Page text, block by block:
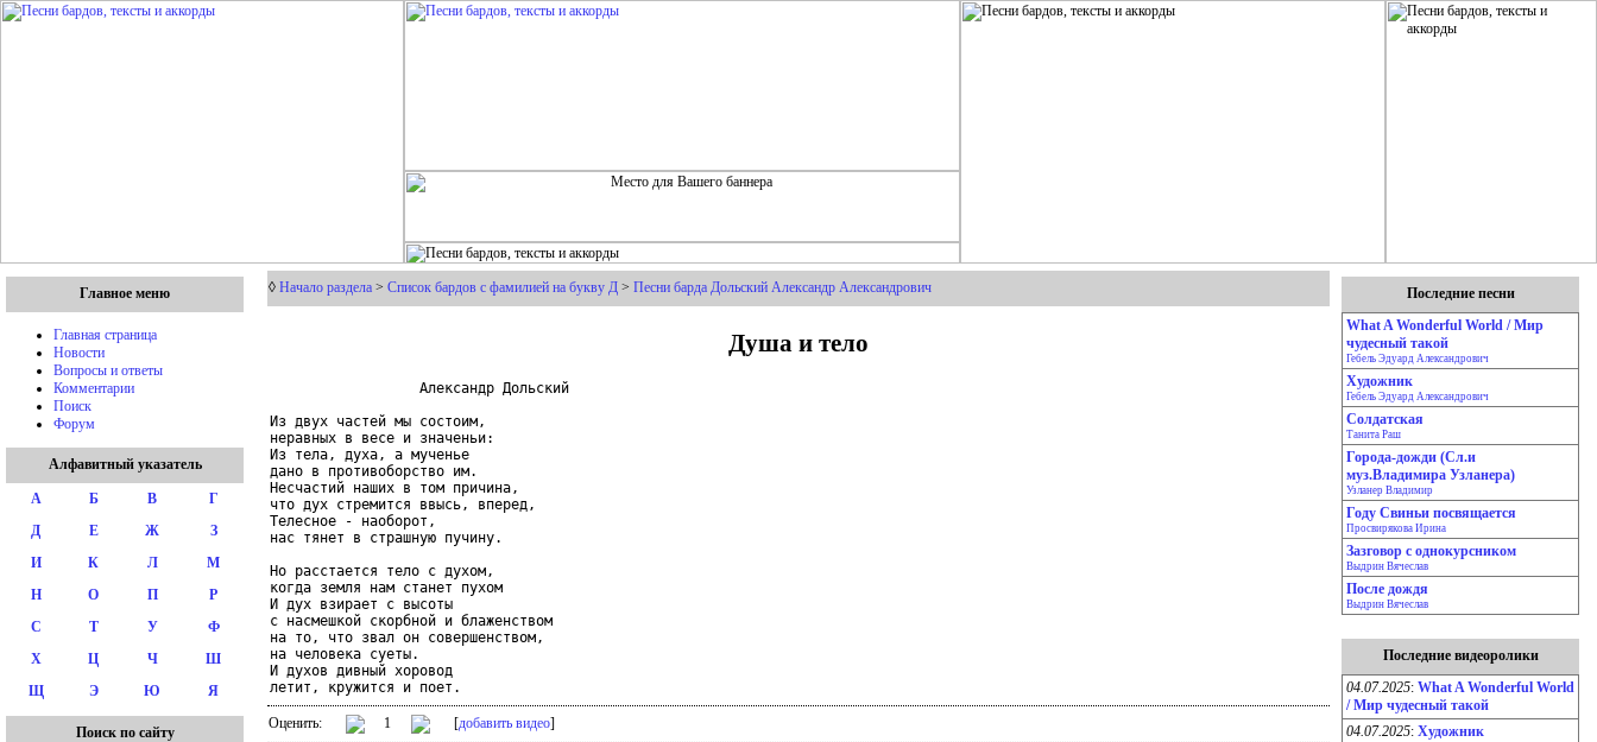
Главное меню
Главная страница
Новости
Вопросы и ответы
Комментарии
Поиск
Форум
Алфавитный указатель
А Б В
Г
Д
Е Ж
З
И
К Л
М
Н
О П
Р
С
Т У
Ф
Х
Ц Ч
Ш
Щ
Э Ю Я
Поиск по сайту
◊ Начало раздела > Список бардов с фамилией на букву Д > Песни барда Дольский Александр Александрович
Душа и тело
                  Александр Дольский
Из двух частей мы состоим,
неравных в весе и значеньи:
Из тела, духа, а мученье
дано в противоборство им.
Несчастий наших в том причина,
что дух стремится ввысь, вперед,
Телесное - наоборот,
нас тянет в страшную пучину.
Но расстается тело с духом,
когда земля нам станет пухом
И дух взирает с высоты
с насмешкой скорбной и блаженством
на то, что звал он совершенством,
на человека суеты.
И духов дивный хоровод
летит, кружится и поет.
Оценить: 1 [добавить видео]
Последние песни
What A Wonderful World / Мир
чудесный такой
Гебель Эдуард Александрович
Художник
Гебель Эдуард Александрович
Солдатская
Танита Раш
Города-дожди (Сл.и
муз.Владимира Узланера)
Узланер Владимир
Году Свиньи посвящается
Просвирякова Ирина
Зазговор с однокурсником
Выдрин Вячеслав
После дождя
Выдрин Вячеслав
Последние видеоролики
04.07.2025: What A Wonderful World
/ Мир чудесный такой
04.07.2025: Художник